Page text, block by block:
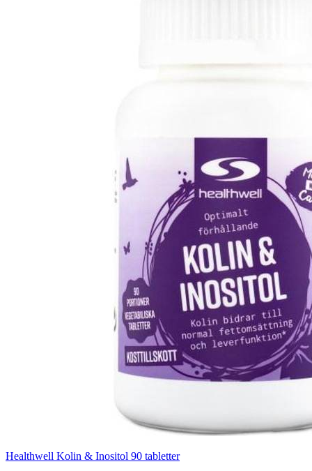
Healthwell Kolin & Inositol 90 tabletter